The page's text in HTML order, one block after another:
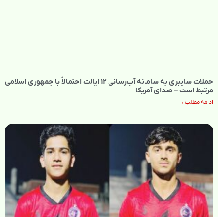
حملات سایبری به سامانه آب‌رسانی ۱۲ ایالت احتمالاً با جمهوری اسلامی
مرتبط است – صدای آمریکا
ادامه مطلب »